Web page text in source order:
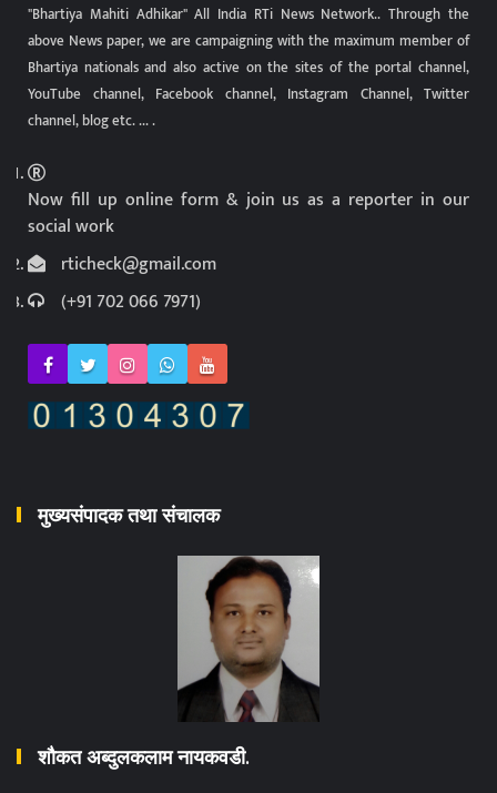
"Bhartiya Mahiti Adhikar" All India RTi News Network.. Through the
above News paper, we are campaigning with the maximum member of
Bhartiya nationals and also active on the sites of the portal channel,
YouTube channel, Facebook channel, Instagram Channel, Twitter
channel, blog etc. ... .
Now fill up online form & join us as a reporter in our
social work
rticheck@gmail.com
(+91 702 066 7971)
मुख्यसंपादक तथा संचालक
शौकत अब्दुलकलाम नायकवडी.